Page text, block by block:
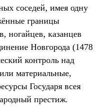
соседей, имея одну
границы
ногайцев, казанцев
Новгорода (1478
контроль над
материальные,
Государя всея
престиж.